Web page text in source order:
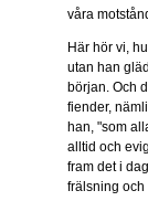
våra
Här hör vi,
utan han
början. Och
fiender,
han, "som
alltid och
fram det i
frälsning